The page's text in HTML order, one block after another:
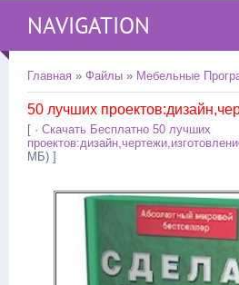
NAVIGATION
Главная » Файлы » Мебельные
50 лучших
[ · Скачать Бесплатно 50 лучших
МБ) ]